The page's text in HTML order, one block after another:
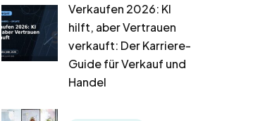
Verkaufen 2026: KI
hilft, aber Vertrauen
verkauft: Der Karriere-
Guide für Verkauf und
Handel